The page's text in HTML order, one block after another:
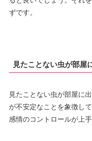
ずです。
見たことない虫が部屋
見たことない虫が部屋に
が不安定なことを象徴し
感情のコントロールが上